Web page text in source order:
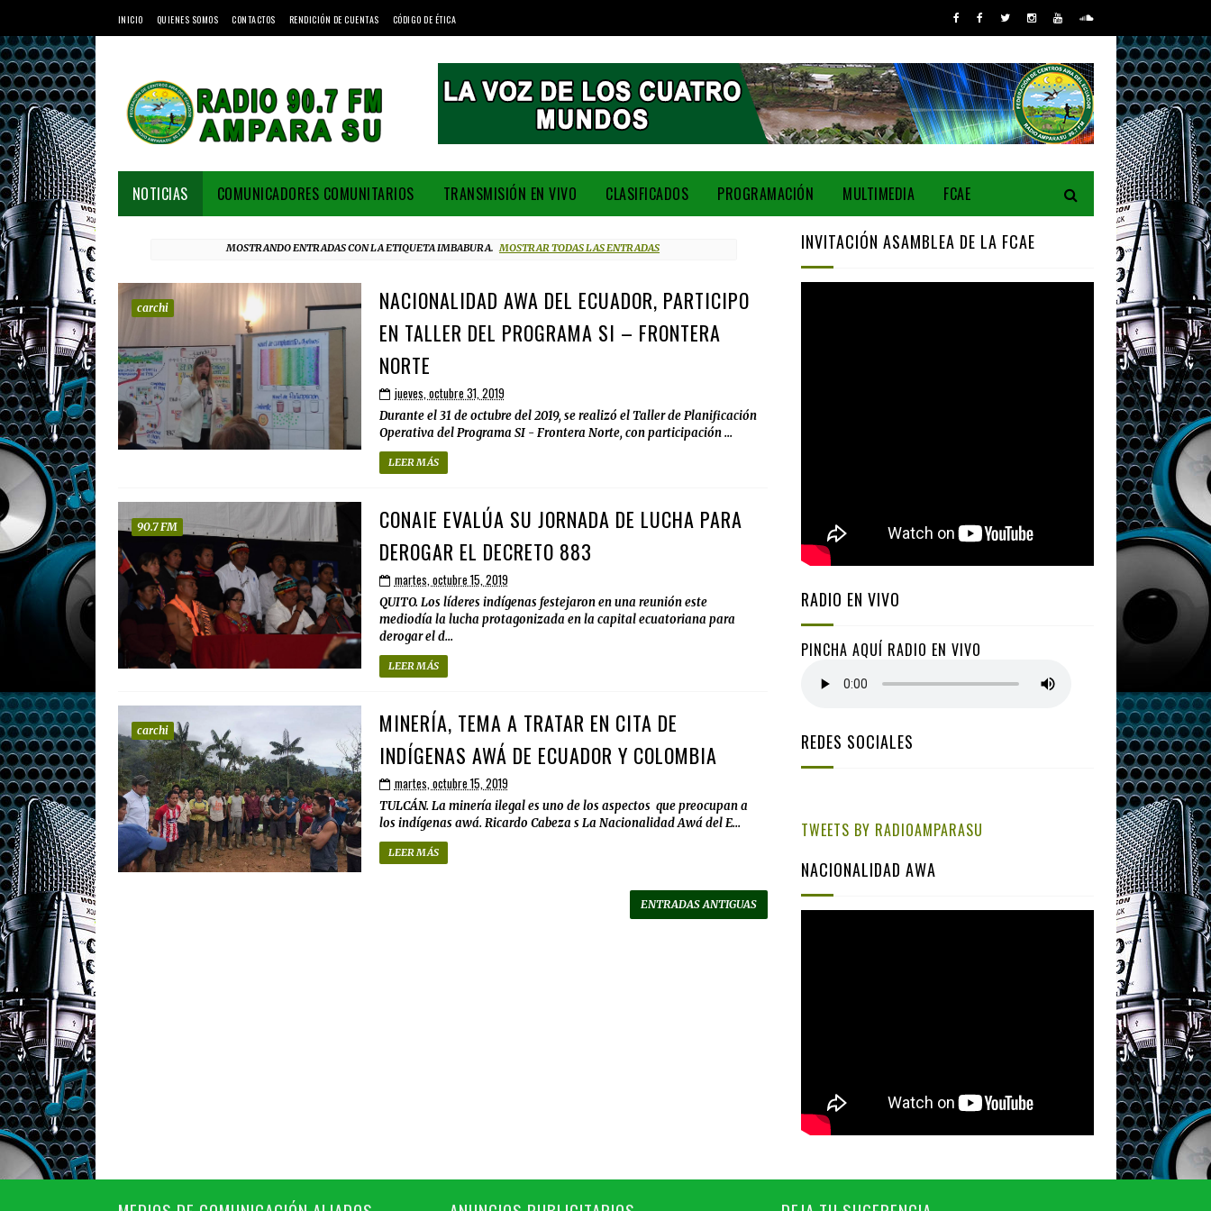
INICIO QUIENES SOMOS CONTACTOS RENDICIÓN DE CUENTAS CÓDIGO DE ÉTICA
NOTICIAS COMUNICADORES COMUNITARIOS TRANSMISIÓN EN VIVO CLASIFICADOS PROGRAMACIÓN MULTIMEDIA FCAE
MOSTRANDO ENTRADAS CON LA ETIQUETAIMBABURA. MOSTRAR TODAS LAS ENTRADAS
carchi
NACIONALIDAD AWA DEL ECUADOR, PARTICIPO
EN TALLER DEL PROGRAMA SI – FRONTERA
NORTE
jueves, octubre 31, 2019
Durante el 31 de octubre del 2019, se realizó el Taller de Planificación
Operativa del Programa SI - Frontera Norte, con participación ...
LEER MÁS
90.7 FM
CONAIE EVALÚA SU JORNADA DE LUCHA PARA
DEROGAR EL DECRETO 883
martes, octubre 15, 2019
QUITO. Los líderes indígenas festejaron en una reunión este
mediodía la lucha protagonizada en la capital ecuatoriana para
derogar el d...
LEER MÁS
carchi
MINERÍA, TEMA A TRATAR EN CITA DE
INDÍGENAS AWÁ DE ECUADOR Y COLOMBIA
martes, octubre 15, 2019
TULCÁN. La minería ilegal es uno de los aspectos que preocupan a
los indígenas awá. Ricardo Cabeza s La Nacionalidad Awá del E...
LEER MÁS
ENTRADAS ANTIGUAS
INVITACIÓN ASAMBLEA DE LA FCAE
RADIO EN VIVO
PINCHA AQUÍ RADIO EN VIVO
REDES SOCIALES
TWEETS BY RADIOAMPARASU
NACIONALIDAD AWA